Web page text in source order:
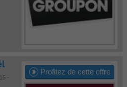
Profitez de cette offre
-